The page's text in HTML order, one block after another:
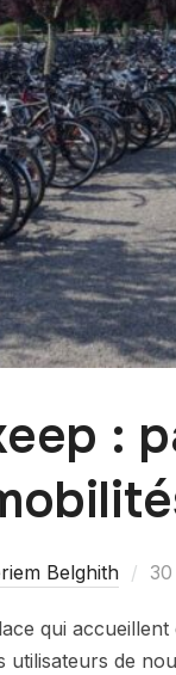
:
Belghith
qui
utilisateurs de